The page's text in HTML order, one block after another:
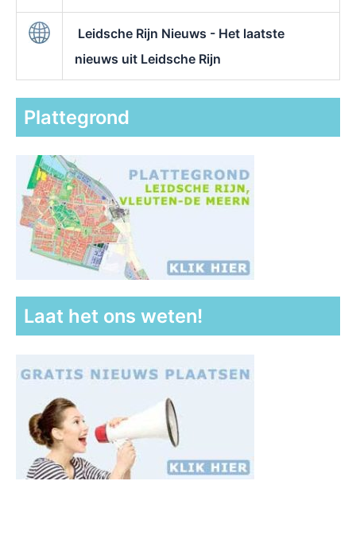
Leidsche Rijn Nieuws - Het laatste
nieuws uit Leidsche Rijn
Plattegrond
Laat het ons weten!